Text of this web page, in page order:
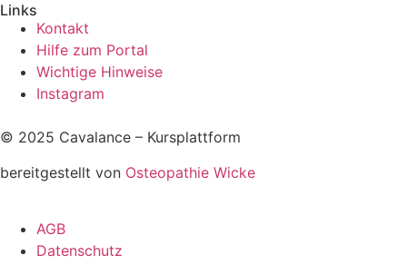
Links
Kontakt
Hilfe zum Portal
Wichtige Hinweise
Instagram
© 2025 Cavalance – Kursplattform
bereitgestellt von Osteopathie Wicke
AGB
Datenschutz